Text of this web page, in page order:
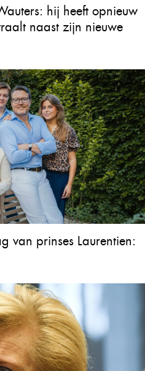
hij heeft opnieuw
naast zijn nieuwe
van prinses Laurentien: